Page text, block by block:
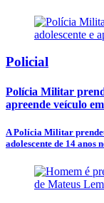
Policial
Polícia Militar
apreende veículo
A Polícia Militar
adolescente de 14 anos